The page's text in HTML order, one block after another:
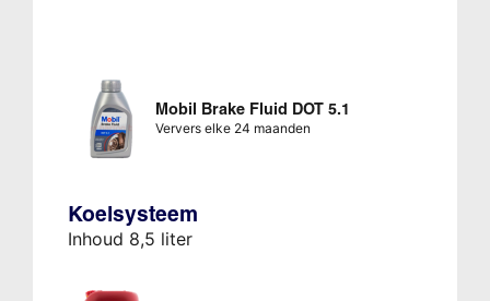
Mobil Brake Fluid DOT 5.1
Ververs elke 24 maanden
Koelsysteem
Inhoud 8,5 liter